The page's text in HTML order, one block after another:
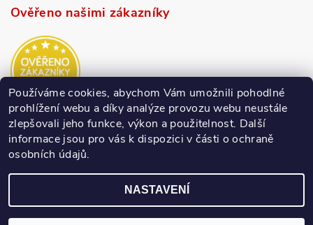
Ověřeno našimi zákazníky
Používáme cookies, abychom Vám umožnili pohodlné
prohlížení webu a díky analýze provozu webu neustále
zlepšovali jeho funkce, výkon a použitelnost. Další
informace jsou pro vás k dispozici v části o ochraně
osobních údajů.
NASTAVENÍ